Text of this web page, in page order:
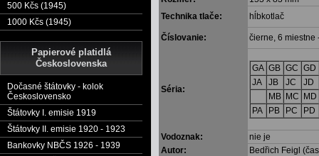
500 Kčs (1945)
1000 Kčs (1945)
Papierové platidlá
Československa
Dočasné štátovky - kolok
Československo
Štátovky I. emisie 1919
Štátovky II. emisie 1920 - 1923
Bankovky NBČS 1926 - 1939
Technika tlače:
hĺbkotlač
Číslovanie: čierne, 6 miestne
Séria:
GA GB GC GD
JA
JB JC
JD
MB MC MD
PA
PB PC PD
Vodoznak:
nie je
Autor:
Bedřich Feigl